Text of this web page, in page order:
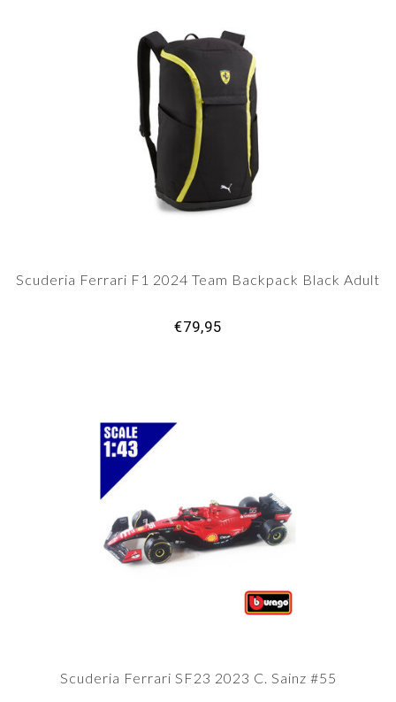
Scuderia Ferrari F1 2024 Team Backpack Black Adult
€79,95
Scuderia Ferrari SF23 2023 C. Sainz #55